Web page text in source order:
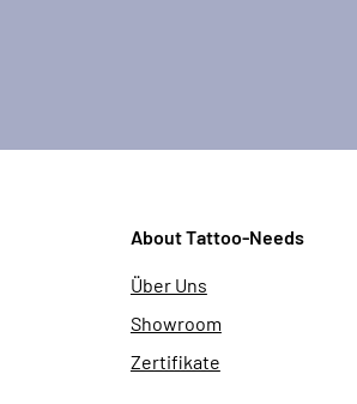
About Tattoo-Needs
Über Uns
Showroom
Zertifikate